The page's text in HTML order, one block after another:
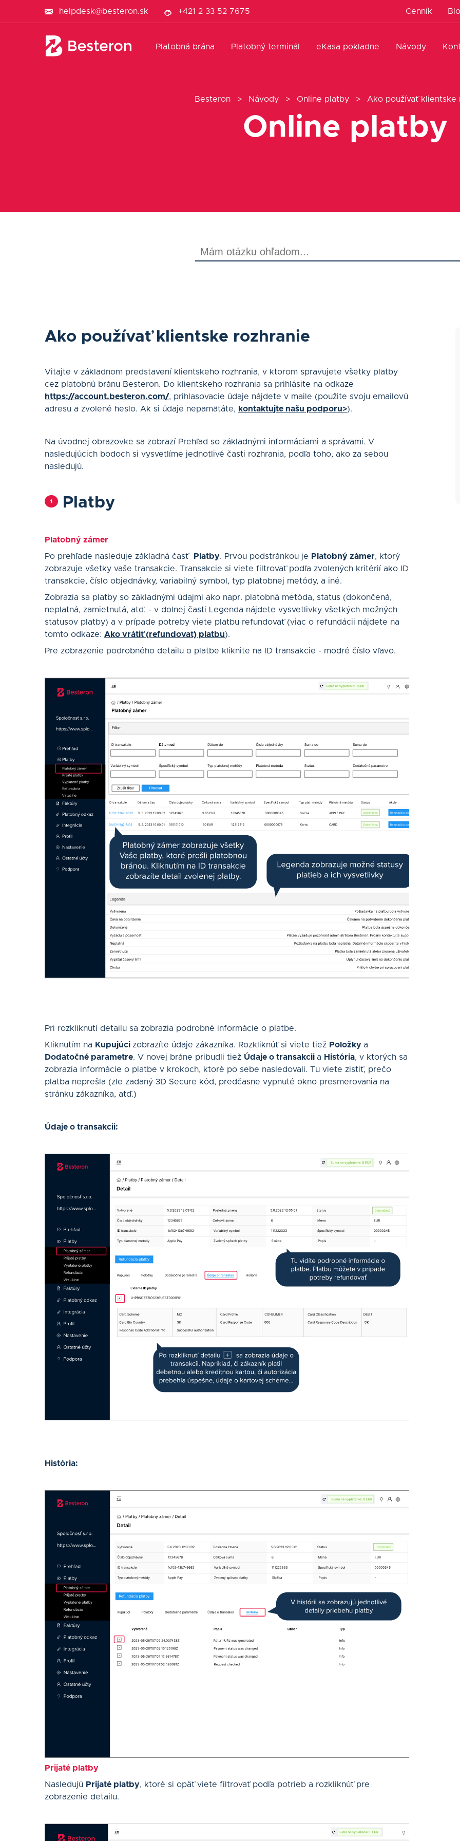
Cenník
helpdesk@besteron.sk +421 2 33 52 7675
Návody
eKasa pokladne
Platobný terminál
Platobná brána
Besteron > Návody > Online platby > Ako používať klientske
Online platby
Ako používať klientske rozhranie
Vitajte v základnom predstavení klientskeho rozhrania, v ktorom spravujete všetky platby
cez platobnú bránu Besteron. Do klientskeho rozhrania sa prihlásite na odkaze
https://account.besteron.com/, prihlasovacie údaje nájdete v maile (použite svoju emailovú
adresu a zvolené heslo. Ak si údaje nepamätáte, kontaktujte našu podporu>).
Na úvodnej obrazovke sa zobrazí Prehľad so základnými informáciami a správami. V
nasledujúcich bodoch si vysvetlíme jednotlivé časti rozhrania, podľa toho, ako za sebou
nasledujú.
Platby
Platobný zámer
Po prehľade nasleduje základná časť
Platby. Prvou podstránkou je Platobný zámer, ktorý
zobrazuje všetky vaše transakcie. Transakcie si viete filtrovať podľa zvolených kritérií ako ID
transakcie, číslo objednávky, variabilný symbol, typ platobnej metódy, a iné.
Zobrazia sa platby so základnými údajmi ako napr. platobná metóda, status (dokončená,
neplatná, zamietnutá, atď. - v dolnej časti Legenda nájdete vysvetlivky všetkých možných
statusov platby) a v prípade potreby viete platbu refundovať (viac o refundácii nájdete na
tomto odkaze: Ako vrátiť (refundovať) platbu).
Pre zobrazenie podrobného detailu o platbe kliknite na ID transakcie - modré číslo vľavo.
Pri rozkliknutí detailu sa zobrazia podrobné informácie o platbe.
Kliknutím na Kupujúci zobrazíte údaje zákazníka. Rozkliknúť si viete tiež Položky a
Dodatočné parametre. V novej bráne pribudli tiež Údaje o transakcii a História, v ktorých sa
zobrazia informácie o platbe v krokoch, ktoré po sebe nasledovali. Tu viete zistiť, prečo
platba neprešla (zle zadaný 3D Secure kód, predčasne vypnuté okno presmerovania na
stránku zákazníka, atď.)
Údaje o transakcii:
História:
Prijaté platby
Nasledujú Prijaté platby, ktoré si opäť viete filtrovať podľa potrieb a rozkliknúť pre
zobrazenie detailu.